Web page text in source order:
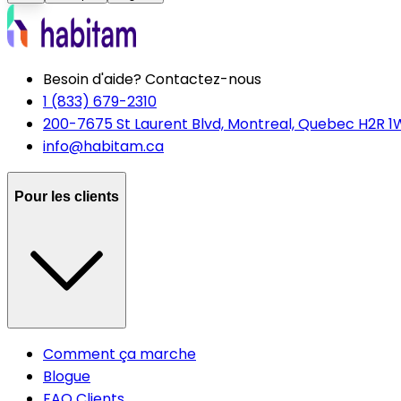
Besoin d'aide? Contactez-nous
1 (833) 679-2310
200-7675 St Laurent Blvd, Montreal, Quebec H2R
info@habitam.ca
Pour les clients
Comment ça marche
Blogue